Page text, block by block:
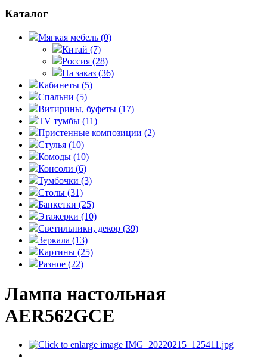
Каталог
Мягкая мебель (0)
Китай (7)
Россия (28)
На заказ (36)
Кабинеты (5)
Спальни (5)
Витирины, буфеты (17)
TV тумбы (11)
Пристенные композиции (2)
Стулья (10)
Комоды (10)
Консоли (6)
Тумбочки (3)
Столы (31)
Банкетки (25)
Этажерки (10)
Светильники, декор (39)
Зеркала (13)
Картины (25)
Разное (22)
Лампа настольная
AER562GCE